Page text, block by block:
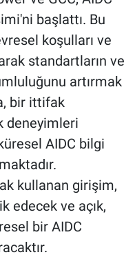
başlattı. Bu
koşulları ve
standartların ve
artırmak
bir ittifak
deneyimleri
AIDC bilgi
kullanan girişim,
edecek ve açık,
bir AIDC